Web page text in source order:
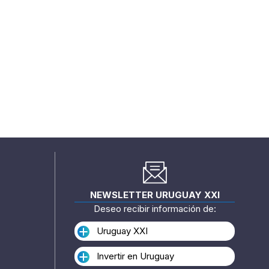
NEWSLETTER URUGUAY XXI
Deseo recibir información de:
Uruguay XXI
Invertir en Uruguay